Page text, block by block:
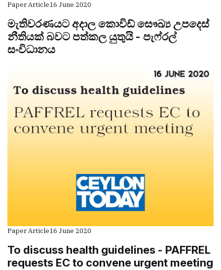
Paper Article16 June 2020
මැතිවරණයට අදාල කොවිඩ් සෞඛ්‍ය උපදෙස්
නීතියක් බවට පත්කල යුතුයි - පැෆ්රල්
සංවිධානය
Paper Article16 June 2020
To discuss health guidelines - PAFFREL
requests EC to convene urgent meeting